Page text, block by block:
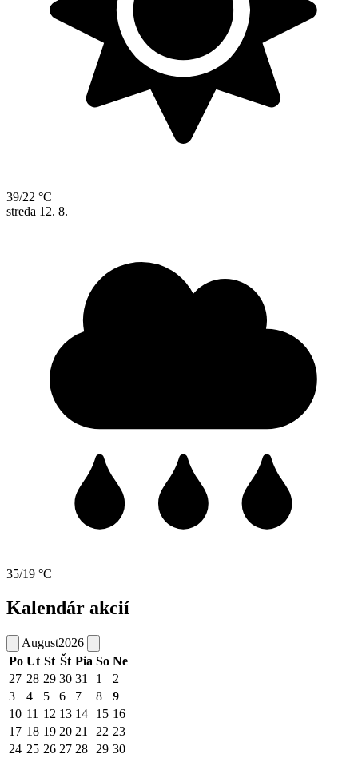
39/22 °C
streda 12. 8.
35/19 °C
Kalendár akcií
August2026
Po Ut St Št Pia So Ne
27 28 29 30 31 1
2
3
4 5 6 7 8
9
10 11 12 13 14 15 16
17 18 19 20 21 22 23
24 25 26 27 28 29 30